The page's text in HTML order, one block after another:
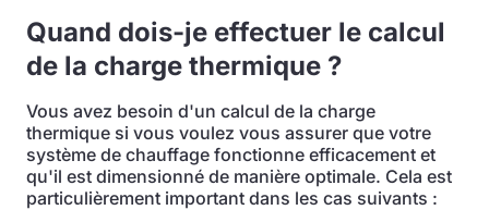
Quand dois-je effectuer le calcul
de la charge thermique ?
Vous avez besoin d'un calcul de la charge
thermique si vous voulez vous assurer que votre
système de chauffage fonctionne efficacement et
qu'il est dimensionné de manière optimale. Cela est
particulièrement important dans les cas suivants :